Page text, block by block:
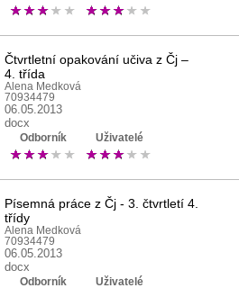
Čtvrtletní opakování učiva z Čj –
4. třída
Alena Medková
70934479
06.05.2013
docx
Odborník Uživatelé
Písemná práce z Čj - 3. čtvrtletí 4.
třídy
Alena Medková
70934479
06.05.2013
docx
Odborník Uživatelé